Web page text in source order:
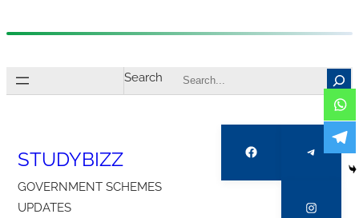
to
Search
STUDYBIZZ
GOVERNMENT SCHEMES
UPDATES
Facebook